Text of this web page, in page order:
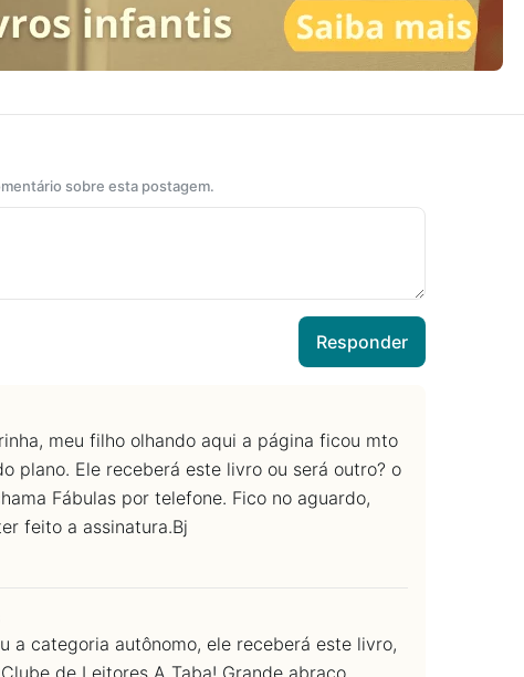
sobre esta postagem.
Responder
meu filho olhando aqui a página ficou mto
plano. Ele receberá este livro ou será outro? o
Fábulas por telefone. Fico no aguardo,
feito a assinatura.Bj
a categoria autônomo, ele receberá este livro,
de Leitores A Taba! Grande abraço